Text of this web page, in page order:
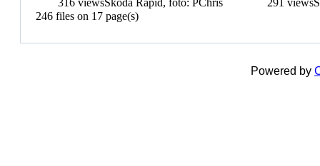
316 viewsSkoda Rapid, fotó: PChris 291 views
246 files on 17 page(s)
Powered by